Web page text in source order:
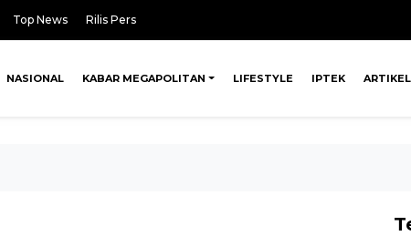
Top News Rilis Pers
NASIONAL KABAR MEGAPOLITAN LIFESTYLE IPTEK ARTIKEL